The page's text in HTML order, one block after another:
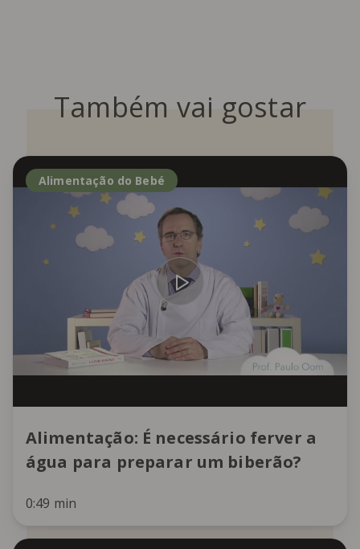
Também vai gostar
Alimentação do Bebé
Alimentação: É necessário ferver a
água para preparar um biberão?
0:49 min